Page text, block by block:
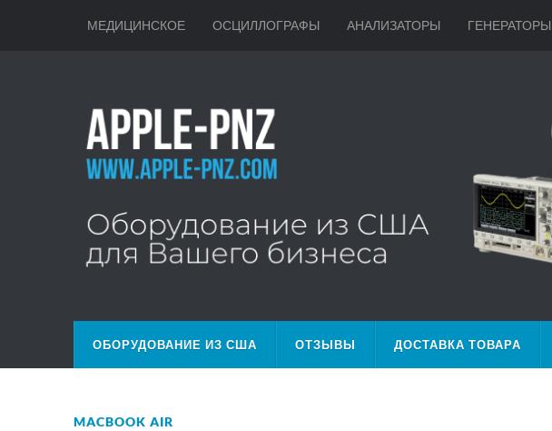
МЕДИЦИНСКОЕ ОСЦИЛЛОГРАФЫ АНАЛИЗАТОРЫ ГЕНЕРАТОРЫ
ОБОРУДОВАНИЕ ИЗ США ОТЗЫВЫ ДОСТАВКА ТОВАРА
MACBOOK AIR